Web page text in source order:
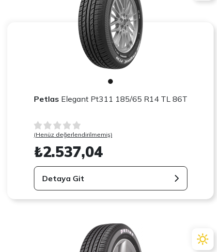
Petlas Elegant Pt311 185/65 R14 TL 86T
(Henüz değerlendirilmemiş)
₺2.537,04
Detaya Git